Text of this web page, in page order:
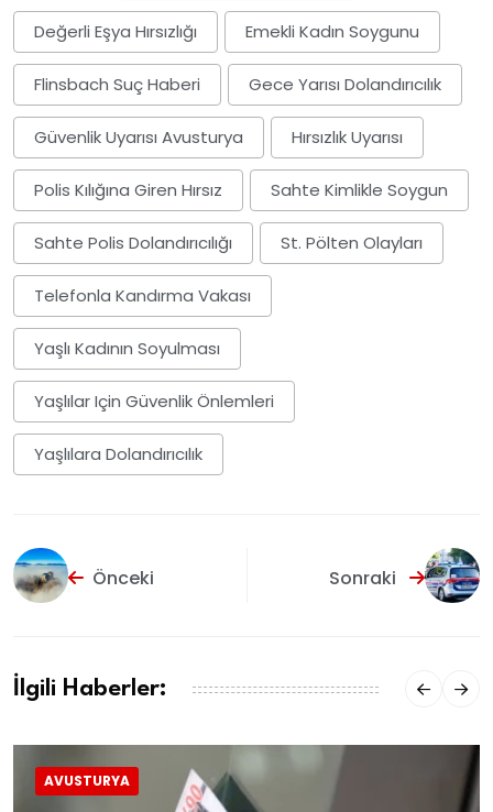
Değerli Eşya Hırsızlığı Emekli Kadın Soygunu
Flinsbach Suç Haberi Gece Yarısı Dolandırıcılık
Güvenlik Uyarısı Avusturya Hırsızlık Uyarısı
Polis Kılığına Giren Hırsız Sahte Kimlikle Soygun
Sahte Polis Dolandırıcılığı St. Pölten Olayları
Telefonla Kandırma Vakası
Yaşlı Kadının Soyulması
Yaşlılar Için Güvenlik Önlemleri
Yaşlılara Dolandırıcılık
Önceki Sonraki
İlgili Haberler:
AVUSTURYA